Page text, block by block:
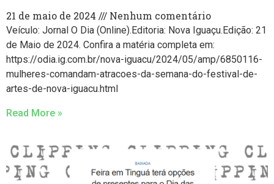
21 de maio de 2024 Nenhum comentário
Veículo: Jornal O Dia (Online).Editoria: Nova Iguaçu.Edição: 21
de Maio de 2024. Confira a matéria completa em:
https://odia.ig.com.br/nova-iguacu/2024/05/amp/6850116-
mulheres-comandam-atracoes-da-semana-do-festival-de-
artes-de-nova-iguacu.html
Read More »